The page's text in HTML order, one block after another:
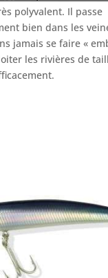
polyvalent. Il passe
bien dans les
jamais se faire «
les rivières de